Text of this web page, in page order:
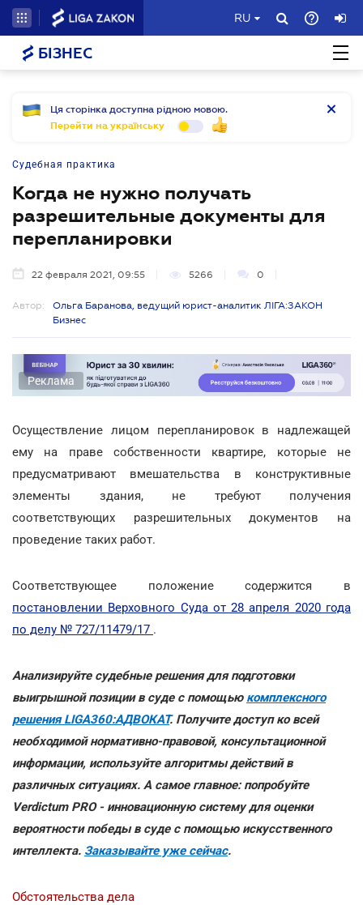
RU
БІЗНЕС
Ця сторінка доступна рідною мовою.
Перейти на українську
Судебная практика
Когда не нужно получать
разрешительные документы для
перепланировки
22 февраля 2021, 09:55 5266 0
Автор:
Ольга Баранова, ведущий юрист-аналитик ЛІГА:ЗАКОН
Бизнес
Реклама
Осуществление лицом перепланировок в надлежащей
ему на праве собственности квартире, которые не
предусматривают вмешательства в конструктивные
элементы здания, не требуют получения
соответствующих разрешительных документов на
проведение таких работ.
Соответствующее положение содержится в
постановлении Верховного Суда от 28 апреля 2020 года
по делу № 727/11479/17 .
Анализируйте судебные решения для подготовки
выигрышной позиции в суде с помощью комплексного
решения LIGA360:АДВОКАТ. Получите доступ ко всей
необходимой нормативно-правовой, консультационной
информации, используйте алгоритмы действий в
различных ситуациях. А самое главное: попробуйте
Verdictum PRO - инновационную систему для оценки
вероятности победы в суде с помощью искусственного
интеллекта. Заказывайте уже сейчас.
Обстоятельства дела